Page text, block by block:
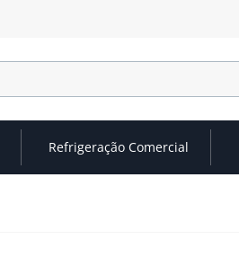
Refrigeração Comercial